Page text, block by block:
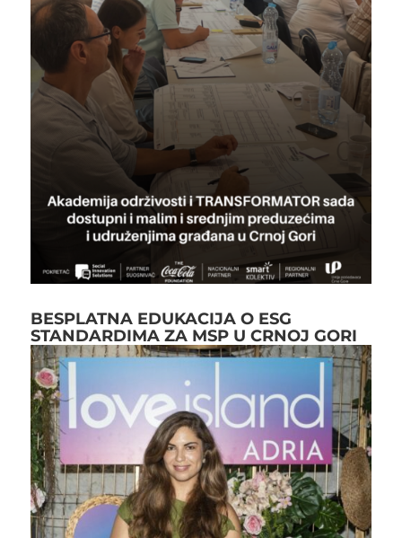
BESPLATNA EDUKACIJA O ESG
STANDARDIMA ZA MSP U CRNOJ GORI